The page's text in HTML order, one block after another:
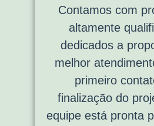
Contamos com
altamente
dedicados a
melhor
primeiro
finalização do
equipe está pronta